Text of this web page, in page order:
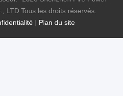
| Plan du site
LTD Tous les droits réservés.